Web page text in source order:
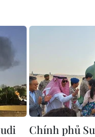
Chính phủ